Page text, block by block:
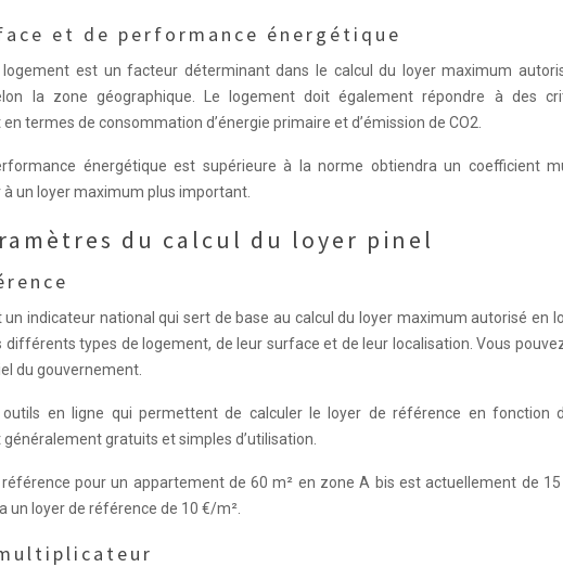
et de performance énergétique
logement est un facteur déterminant dans le calcul du loyer maximum
la zone géographique. Le logement doit également répondre à des
termes de consommation d’énergie primaire et d’émission de CO2.
énergétique est supérieure à la norme obtiendra un coefficient
un loyer maximum plus important.
du calcul du loyer pinel
un indicateur national qui sert de base au calcul du loyer maximum autorisé en
différents types de logement, de leur surface et de leur localisation. Vous
du gouvernement.
outils en ligne qui permettent de calculer le loyer de référence en fonction
gratuits et simples d’utilisation.
pour un appartement de 60 m² en zone A bis est actuellement de
un loyer de référence de 10 €/m².